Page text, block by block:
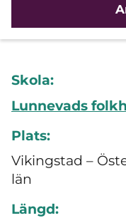
Skola:
Lunnevads
Plats:
Vikingstad –
län
Längd: